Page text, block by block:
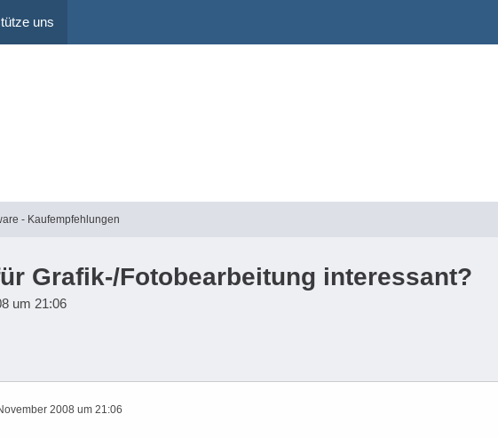
uns
- Kaufempfehlungen
Grafik-/Fotobearbeitung interessant?
um 21:06
2008 um 21:06